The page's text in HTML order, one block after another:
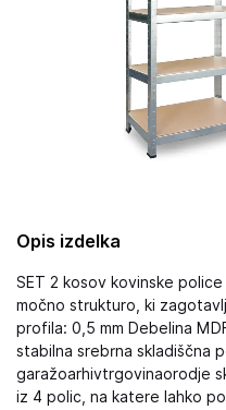
Opis izdelka
SET 2 kosov kovinske
močno strukturo, ki
profila: 0,5 mm Debelina
stabilna srebrna skladiščna
garažoarhivtrgovinaorodje
iz 4 polic, na katere lahko